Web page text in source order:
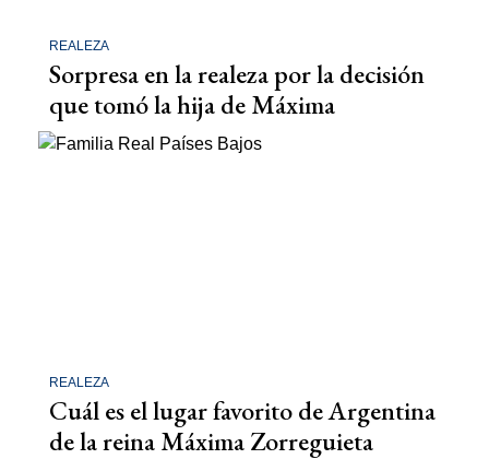
REALEZA
Sorpresa en la realeza por la decisión
que tomó la hija de Máxima
REALEZA
Cuál es el lugar favorito de Argentina
de la reina Máxima Zorreguieta